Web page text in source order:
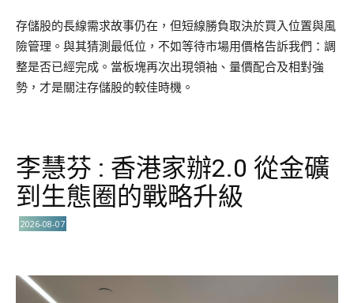
存儲股的長線需求故事仍在，但短線勝負取決於買入位置與風
險管理。與其猜測最低位，不如等待市場用價格告訴我們：調
整是否已經完成。當板塊再次出現領袖、量價配合及相對強
勢，才是關注存儲股的較佳時機。
李慧芬 : 香港家辦2.0 從金礦
到生態圈的戰略升級
2026-08-07